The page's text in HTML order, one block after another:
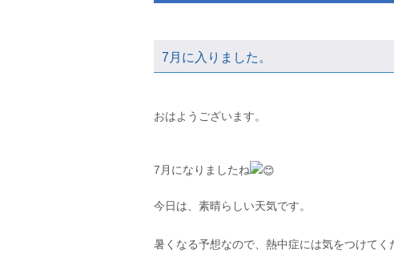
7月に入りました。
おはようございます。⁡⁡⁡
⁡7月になりましたね
⁡今日は、素晴らしい天気です。⁡
暑くなる予想なので、熱中症には気をつけてく